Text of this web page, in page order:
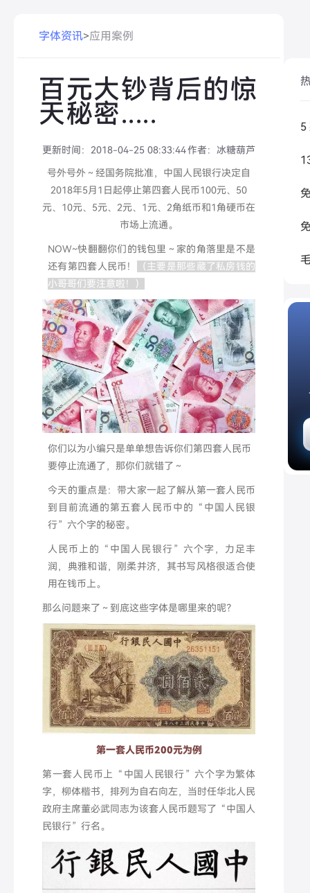
字体资讯>应用案例
百元大钞背后的惊
天秘密.....
更新时间： 2018-04-25 08:33:44作者： 冰糖葫芦
号外号外～经国务院批准，中国人民银行决定自
2018年5月1日起停止第四套人民币100元、50
元、10元、5元、2元、1元、2角纸币和1角硬币在
市场上流通。
NOW~快翻翻你们的钱包里～家的角落里是不是
还有第四套人民币！
（主要是那些藏了私房钱的
小哥哥们要注意啦！）
你们以为小编只是单单想告诉你们第四套人民币
要停止流通了，那你们就错了～
今天的重点是：带大家一起了解从第一套人民币
到目前流通的第五套人民币中的“中国人民银
行”六个字的秘密。
人民币上的“中国人民银行”六个字，力足丰
润，典雅和谐，刚柔并济，其书写风格很适合使
用在钱币上。
那么问题来了～到底这些字体是哪里来的呢？
第一套人民币200元为例
第一套人民币上“中国人民银行”六个字为繁体
字，柳体楷书，排列为自右向左，当时任华北人民
政府主席董必武同志为该套人民币题写了“中国人
民银行”行名。